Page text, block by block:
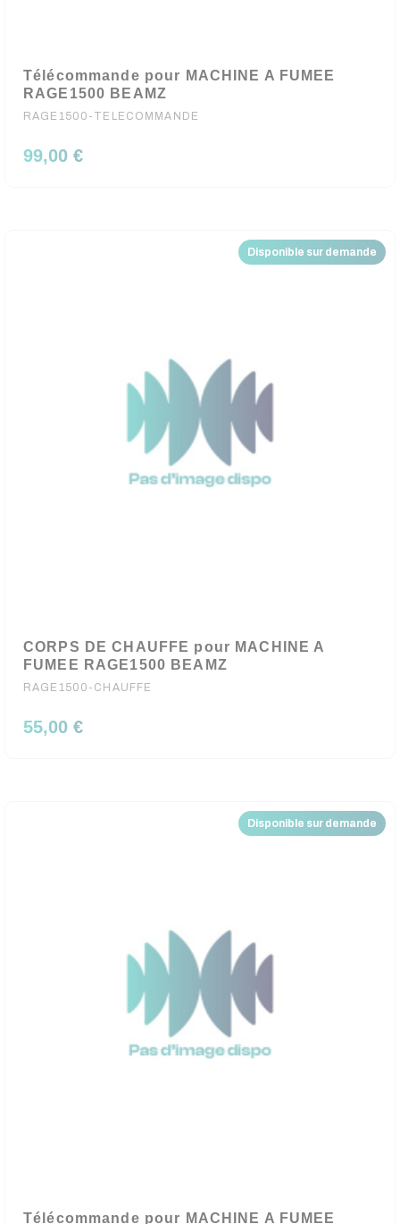
Télécommande pour MACHINE A FUMEE
RAGE1500 BEAMZ
RAGE1500-TELECOMMANDE
99,00 €
Disponible sur demande
CORPS DE CHAUFFE pour MACHINE A
FUMEE RAGE1500 BEAMZ
RAGE1500-CHAUFFE
55,00 €
Disponible sur demande
Télécommande pour MACHINE A FUMEE